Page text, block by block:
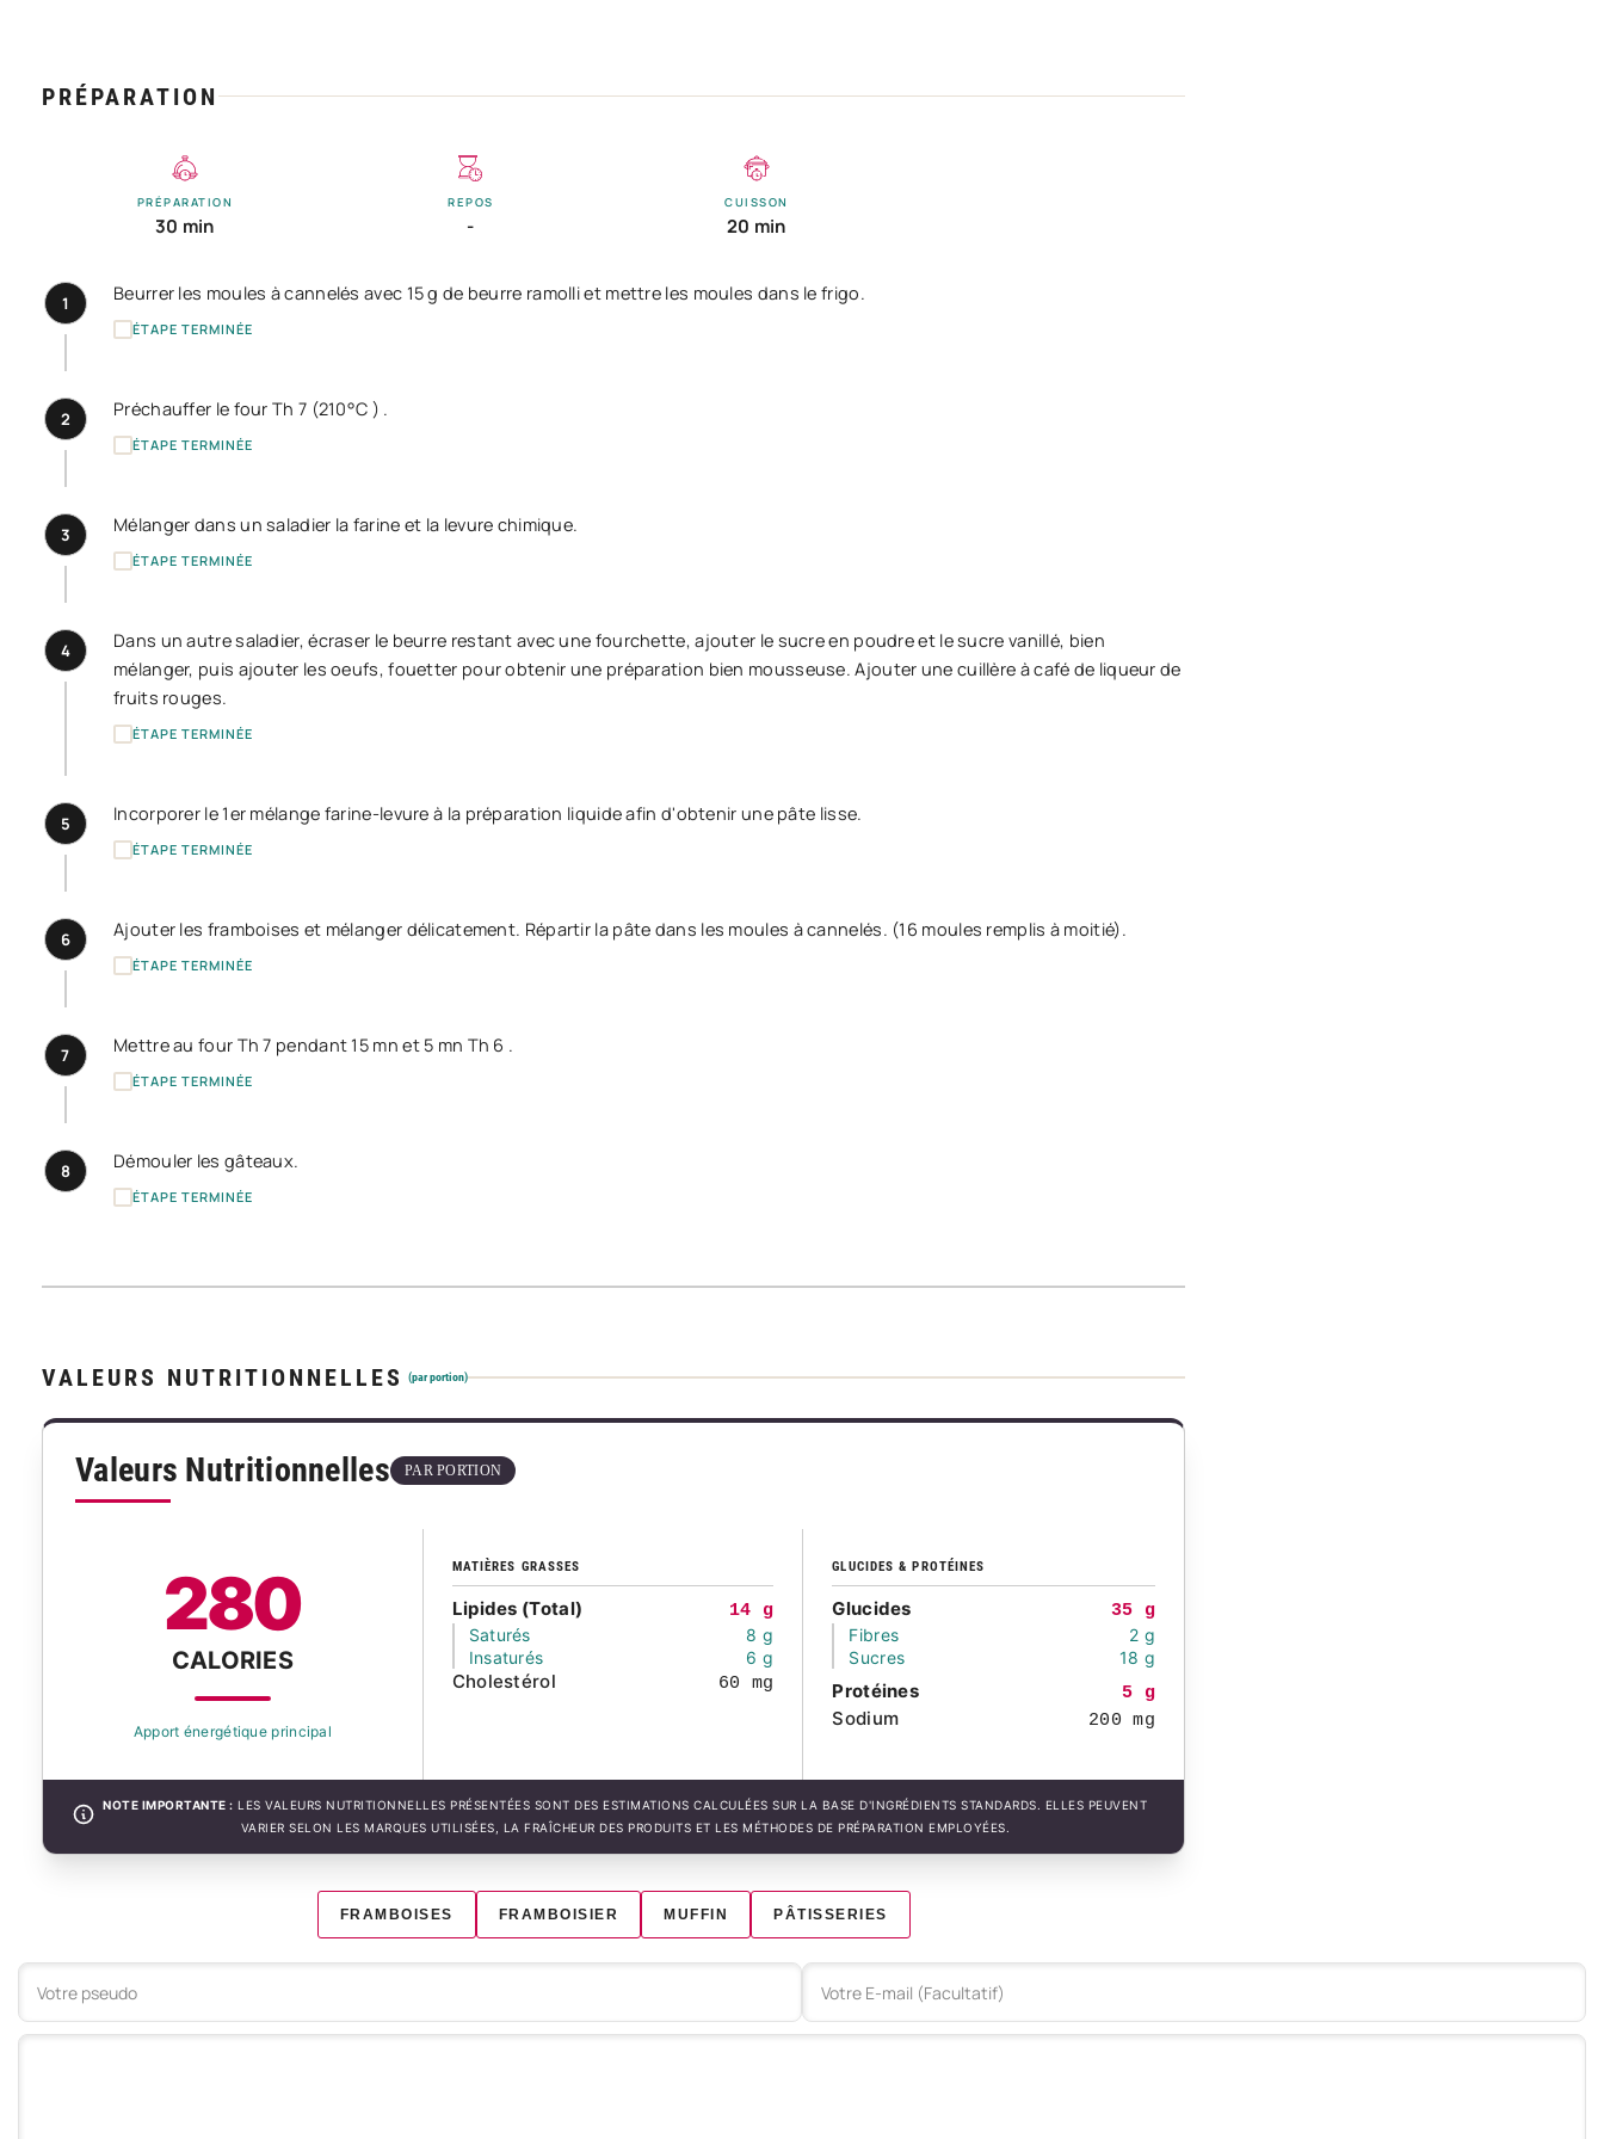
PRÉPARATION
PRÉPARATION
30 min
REPOS
-
CUISSON
20 min
1 Beurrer les moules à cannelés avec 15 g de beurre ramolli et mettre les moules dans le frigo.
ÉTAPE TERMINÉE
2 Préchauffer le four Th 7 (210°C ) .
ÉTAPE TERMINÉE
3 Mélanger dans un saladier la farine et la levure chimique.
ÉTAPE TERMINÉE
4
Dans un autre saladier, écraser le beurre restant avec une fourchette, ajouter le sucre en poudre et le sucre vanillé, bien
mélanger, puis ajouter les oeufs, fouetter pour obtenir une préparation bien mousseuse. Ajouter une cuillère à café de liqueur de
fruits rouges.
ÉTAPE TERMINÉE
5 Incorporer le 1er mélange farine-levure à la préparation liquide afin d'obtenir une pâte lisse.
ÉTAPE TERMINÉE
6 Ajouter les framboises et mélanger délicatement. Répartir la pâte dans les moules à cannelés. (16 moules remplis à moitié).
ÉTAPE TERMINÉE
7 Mettre au four Th 7 pendant 15 mn et 5 mn Th 6 .
ÉTAPE TERMINÉE
8 Démouler les gâteaux.
ÉTAPE TERMINÉE
VALEURS NUTRITIONNELLES (par portion)
Valeurs Nutritionnelles PAR PORTION
280
CALORIES
Apport énergétique principal
MATIÈRES GRASSES
Lipides (Total)
14 g
Saturés
8 g
Insaturés
6 g
Cholestérol 60 mg
GLUCIDES & PROTÉINES
Glucides
35 g
Fibres
2 g
Sucres
18 g
Protéines 5 g
Sodium 200 mg
NOTE IMPORTANTE : LES VALEURS NUTRITIONNELLES PRÉSENTÉES SONT DES ESTIMATIONS CALCULÉES SUR LA BASE D'INGRÉDIENTS STANDARDS. ELLES PEUVENT
VARIER SELON LES MARQUES UTILISÉES, LA FRAÎCHEUR DES PRODUITS ET LES MÉTHODES DE PRÉPARATION EMPLOYÉES.
FRAMBOISES FRAMBOISIER MUFFIN PÂTISSERIES
Votre commentaire